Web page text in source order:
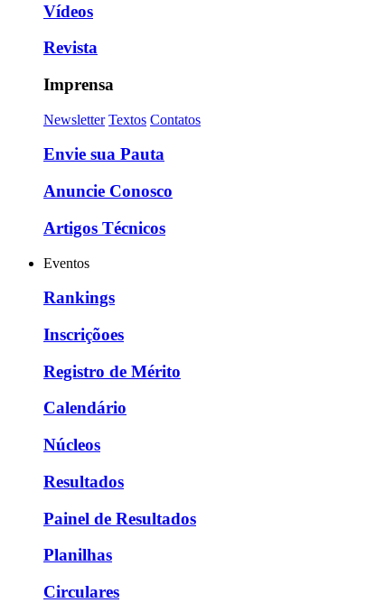
Vídeos
Revista
Imprensa
Newsletter Textos Contatos
Envie sua Pauta
Anuncie Conosco
Artigos Técnicos
Eventos
Rankings
Inscriçõoes
Registro de Mérito
Calendário
Núcleos
Resultados
Painel de Resultados
Planilhas
Circulares